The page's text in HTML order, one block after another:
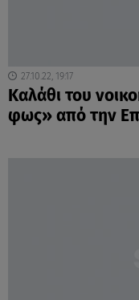
27.10.22, 19:17
Καλάθι του
φως» από την